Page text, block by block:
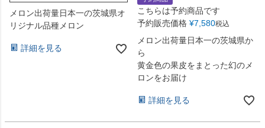
メロン出荷量日本一の茨城県オ
リジナル品種メロン
詳細を見る
こちらは予約商品です
予約販売価格 ¥7,580税込
メロン出荷量日本一の茨城県か
ら
黄金色の果皮をまとった幻のメ
ロンをお届け
詳細を見る